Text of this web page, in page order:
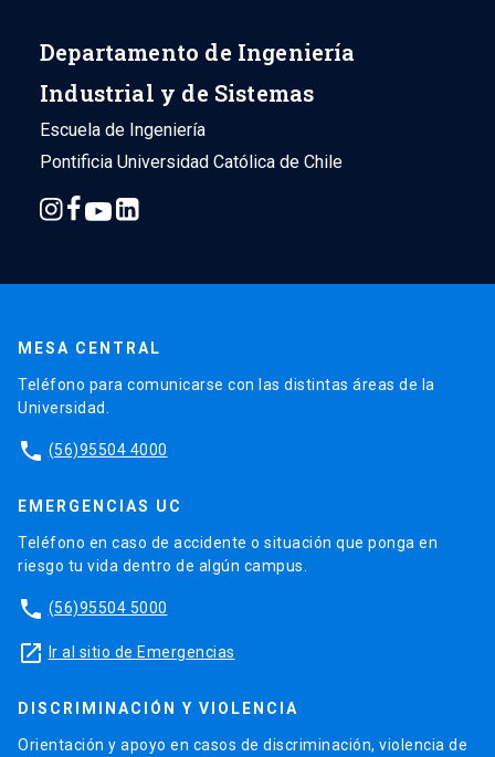
Departamento de Ingeniería
Industrial y de Sistemas
Escuela de Ingeniería
Pontificia Universidad Católica de Chile
MESA CENTRAL
Teléfono para comunicarse con las distintas áreas de la
Universidad.
phone (56)95504 4000
EMERGENCIAS UC
Teléfono en caso de accidente o situación que ponga en
riesgo tu vida dentro de algún campus.
phone (56)95504 5000
launch Ir al sitio de Emergencias
DISCRIMINACIÓN Y VIOLENCIA
Orientación y apoyo en casos de discriminación, violencia de